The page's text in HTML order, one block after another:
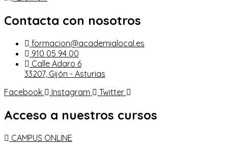
Contacta con nosotros
formacion@academialocal.es
910 05 94 00
Calle Adaro 6
33207, Gijón - Asturias
Facebook
Instagram Twitter
Acceso a nuestros cursos
CAMPUS ONLINE